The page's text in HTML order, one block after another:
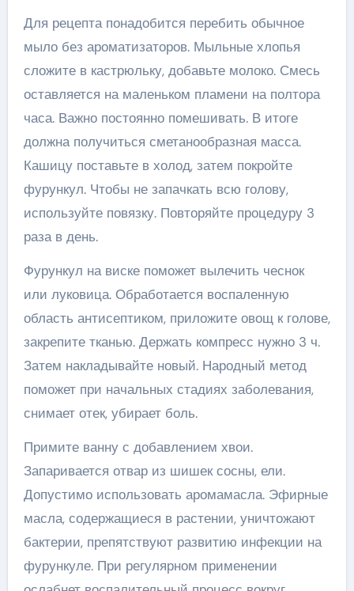
Для рецепта понадобится перебить обычное
мыло без ароматизаторов. Мыльные хлопья
сложите в кастрюльку, добавьте молоко. Смесь
оставляется на маленьком пламени на полтора
часа. Важно постоянно помешивать. В итоге
должна получиться сметанообразная масса.
Кашицу поставьте в холод, затем покройте
фурункул. Чтобы не запачкать всю голову,
используйте повязку. Повторяйте процедуру 3
раза в день.
Фурункул на виске поможет вылечить чеснок
или луковица. Обработается воспаленную
область антисептиком, приложите овощ к голове,
закрепите тканью. Держать компресс нужно 3 ч.
Затем накладывайте новый. Народный метод
поможет при начальных стадиях заболевания,
снимает отек, убирает боль.
Примите ванну с добавлением хвои.
Запаривается отвар из шишек сосны, ели.
Допустимо использовать аромамасла. Эфирные
масла, содержащиеся в растении, уничтожают
бактерии, препятствуют развитию инфекции на
фурункуле. При регулярном применении